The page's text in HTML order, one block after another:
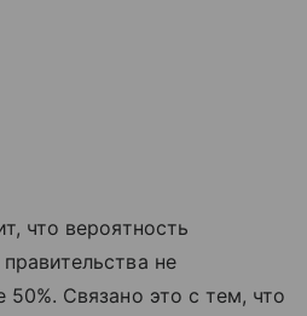
что вероятность
не
Связано это с тем, что